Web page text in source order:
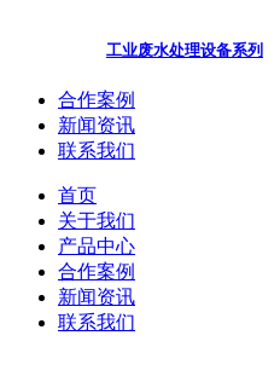
工业废水处理设备系列
合作案例
新闻资讯
联系我们
首页
关于我们
产品中心
合作案例
新闻资讯
联系我们